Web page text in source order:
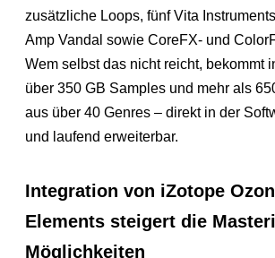
zusätzliche Loops, fünf Vita
Amp Vandal sowie CoreFX- und
Wem selbst das nicht reicht, bekommt
über 350 GB Samples und mehr als
aus über 40 Genres – direkt in der
und laufend erweiterbar.
Integration von iZotope
Elements steigert die
Möglichkeiten